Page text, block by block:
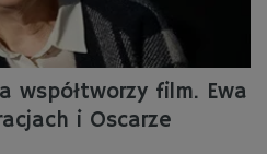
współtworzy film. Ewa
i Oscarze